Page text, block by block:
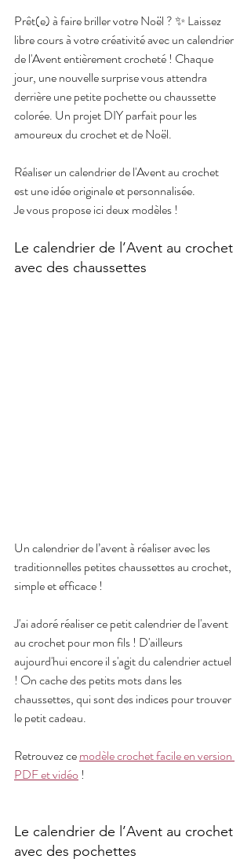
Prêt(e) à faire briller votre Noël ? ✨ Laissez
libre cours à votre créativité avec un calendrier
de l'Avent entièrement crocheté ! Chaque
jour, une nouvelle surprise vous attendra
derrière une petite pochette ou chaussette
colorée. Un projet DIY parfait pour les
amoureux du crochet et de Noël.
Réaliser un calendrier de l'Avent au crochet
est une idée originale et personnalisée.
Je vous propose ici deux modèles !
Le calendrier de l’Avent au crochet
avec des chaussettes
Un calendrier de l’avent à réaliser avec les
traditionnelles petites chaussettes au crochet,
simple et efficace !
J'ai adoré réaliser ce petit calendrier de l'avent
au crochet pour mon fils ! D'ailleurs
aujourd'hui encore il s'agit du calendrier actuel
! On cache des petits mots dans les
chaussettes, qui sont des indices pour trouver
le petit cadeau.
Retrouvez ce modèle crochet facile en version
PDF et vidéo !
Le calendrier de l’Avent au crochet
avec des pochettes